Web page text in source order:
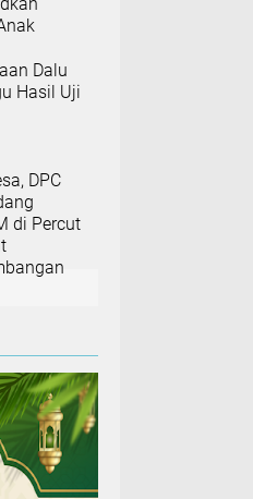
Dalu
Hasil Uji
DPC
di Percut